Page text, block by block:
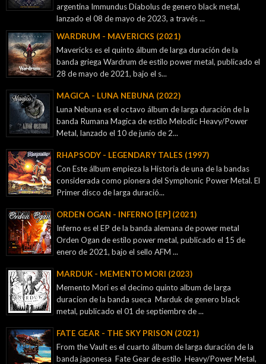
argentina Immundus Diabolus de genero black metal,
lanzado el 08 de mayo de 2023, a través ...
WARDRUM - MAVERICKS (2021)
Mavericks es el quinto álbum de larga duración de la
banda griega Wardrum de estilo power metal, publicado el
28 de mayo de 2021, bajo el s...
MAGICA - LUNA NEBUNA (2022)
Luna Nebuna es el octavo álbum de larga duración de la
banda Rumana Magica de estilo Melodic Heavy/Power
Metal, lanzado el 10 de junio de 2...
RHAPSODY - LEGENDARY TALES (1997)
Con Este álbum empieza la Historia de una de la bandas
considerada como pionera del Symphonic Power Metal. El
Primer disco de larga duració...
ORDEN OGAN - INFERNO [EP] (2021)
Inferno es el EP de la banda alemana de power metal
Orden Ogan de estilo power metal, publicado el 15 de
enero de 2021, bajo el sello AFM ...
MARDUK - MEMENTO MORI (2023)
Memento Mori es el decimo quinto album de larga
duracion de la banda sueca Marduk de genero black
metal, publicado el 01 de septiembre de ...
FATE GEAR - THE SKY PRISON (2021)
From the Vault es el cuarto álbum de larga duración de la
banda japonesa Fate Gear de estilo Heavy/Power Metal,